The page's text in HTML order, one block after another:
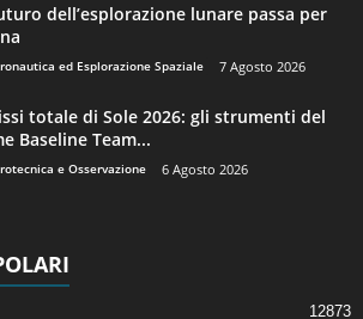
dell’esplorazione lunare passa per
ed Esplorazione Spaziale 7 Agosto 2026
totale di Sole 2026: gli strumenti del
Baseline Team...
e Osservazione 6 Agosto 2026
12873